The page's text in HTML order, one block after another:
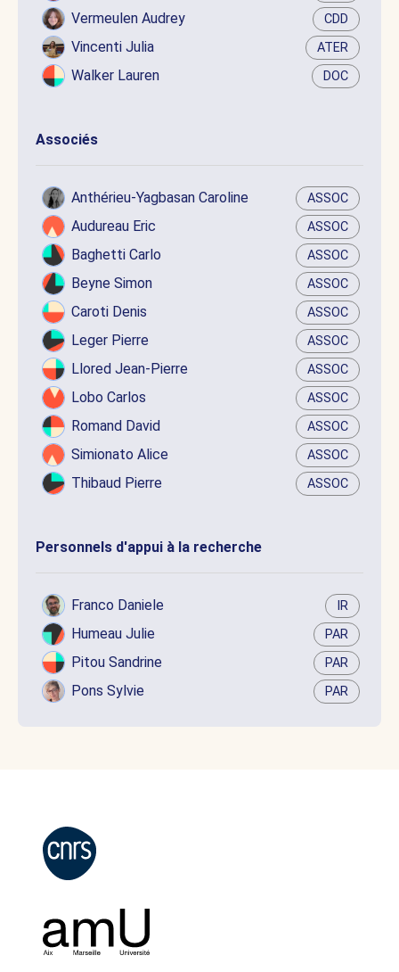
Vermeulen Audrey CDD
Vincenti Julia ATER
Walker Lauren DOC
Associés
Anthérieu-Yagbasan Caroline ASSOC
Audureau Eric ASSOC
Baghetti Carlo ASSOC
Beyne Simon ASSOC
Caroti Denis ASSOC
Leger Pierre ASSOC
Llored Jean-Pierre ASSOC
Lobo Carlos ASSOC
Romand David ASSOC
Simionato Alice ASSOC
Thibaud Pierre ASSOC
Personnels d'appui à la recherche
Franco Daniele IR
Humeau Julie PAR
Pitou Sandrine PAR
Pons Sylvie PAR